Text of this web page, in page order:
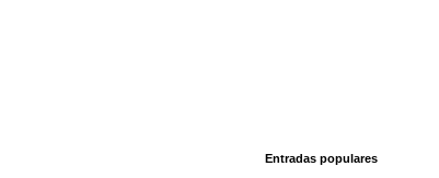
Entradas populares